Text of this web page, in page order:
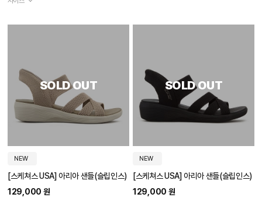
SOLD OUT
NEW
[스케쳐스 USA] 아리아 샌들(슬립인스)
129,000 원
SOLD OUT
NEW
[스케쳐스 USA] 아리아 샌들(슬립인스)
129,000 원